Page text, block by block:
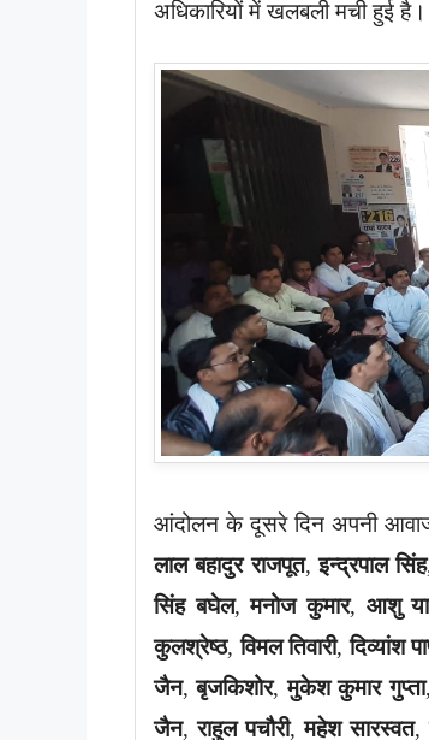
अधिकारियों में खलबली मची हुई है।
आंदोलन के दूसरे दिन अपनी
लाल बहादुर राजपूत,इन्द्रपाल सिंह
सिंह बघेल,मनोज कुमार, आशु
कुलश्रेष्ठ,विमल तिवारी,दिव्यांश
जैन,बृजकिशोर,मुकेश कुमार गुप्ता
जैन,राहुल पचौरी,महेश सारस्वत,